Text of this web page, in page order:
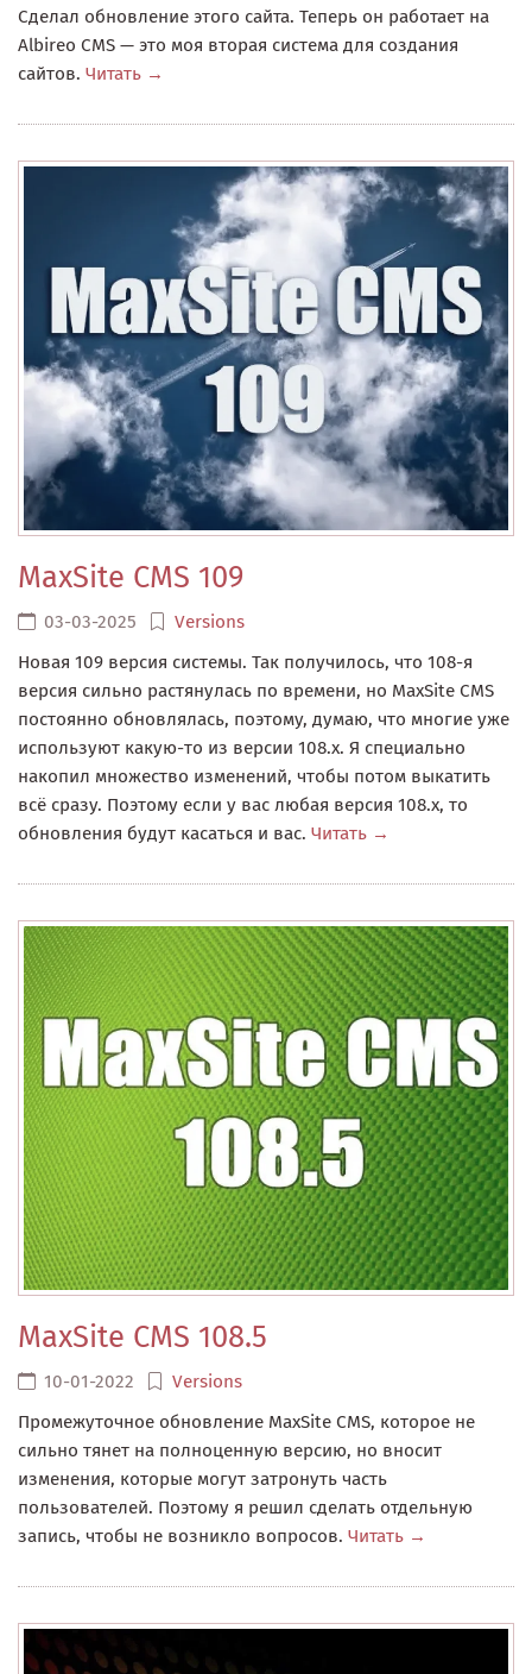
Сделал обновление этого сайта. Теперь он работает на
Albireo CMS — это моя вторая система для создания
сайтов. Читать
MaxSite CMS 109
03-03-2025
Versions
Новая 109 версия системы. Так получилось, что 108-я
версия сильно растянулась по времени, но MaxSite CMS
постоянно обновлялась, поэтому, думаю, что многие уже
используют какую-то из версии 108.x. Я специально
накопил множество изменений, чтобы потом выкатить
всё сразу. Поэтому если у вас любая версия 108.x, то
обновления будут касаться и вас. Читать
MaxSite CMS 108.5
10-01-2022
Versions
Промежуточное обновление MaxSite CMS, которое не
сильно тянет на полноценную версию, но вносит
изменения, которые могут затронуть часть
пользователей. Поэтому я решил сделать отдельную
запись, чтобы не возникло вопросов. Читать